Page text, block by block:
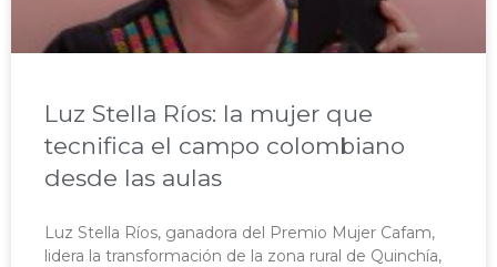
Luz Stella Ríos: la mujer que
tecnifica el campo colombiano
desde las aulas
Luz Stella Ríos, ganadora del Premio Mujer Cafam,
lidera la transformación de la zona rural de Quinchía,